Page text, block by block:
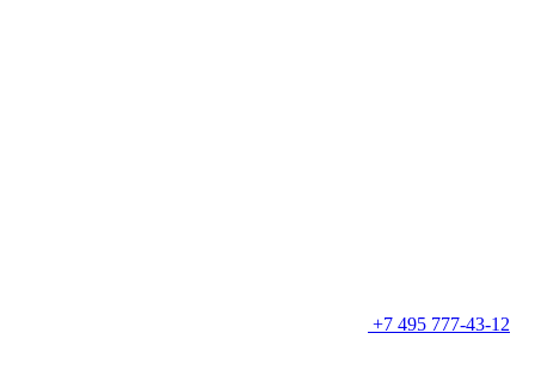
+7 495 777-43-12